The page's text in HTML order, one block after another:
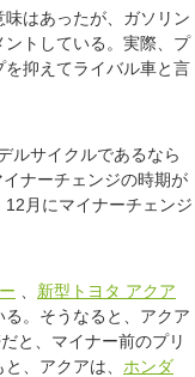
はあったが、ガソリン
トしている。実際、プ
抑えてライバル車と言
ルサイクルであるなら
ナーチェンジの時期が
月にマイナーチェンジ
新型トヨタ アクア
。そうなると、アクア
と、マイナー前のプリ
、アクアは、 ホンダ